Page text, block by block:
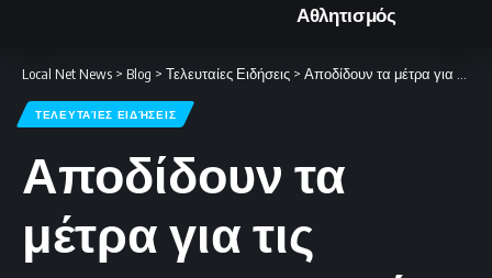
Αθλητισμός
Local Net News > Blog > Τελευταίες Ειδήσεις > Αποδίδουν τα μέτρα για τις τουρκοκυπριακές περιουσίες: Εντατικοί έλεγχοι και νέες συμβάσεις φέρνουν ορατά αποτελέσματα.
ΤΕΛΕΥΤΑΊΕΣ ΕΙΔΉΣΕΙΣ
Αποδίδουν τα
μέτρα για τις